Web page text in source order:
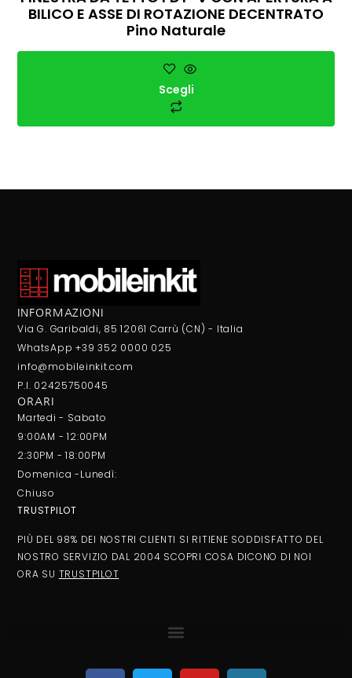
BILICO E ASSE DI ROTAZIONE DECENTRATO
Pino Naturale
Scegli
INFORMAZIONI
Via G. Garibaldi, 85 12061 Carrù (CN) - Italia
WhatsApp +39 352 0000 025
info@mobileinkit.com
P.I. 02425750045
ORARI
Martedi - Sabato
9:00AM - 12:00PM
2:30PM - 18:00PM
Domenica -Lunedì:
Chiuso
TRUSTPILOT
PIÙ DEL 98% DEI NOSTRI CLIENTI SI RITIENE SODDISFATTO DEL
NOSTRO SERVIZIO DAL 2004 SCOPRI COSA DICONO DI NOI
ORA SU TRUSTPILOT